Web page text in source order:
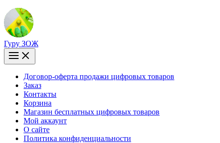
Гуру ЗОЖ
Договор-оферта продажи цифровых товаров
Заказ
Контакты
Корзина
Магазин бесплатных цифровых товаров
Мой аккаунт
О сайте
Политика конфиденциальности